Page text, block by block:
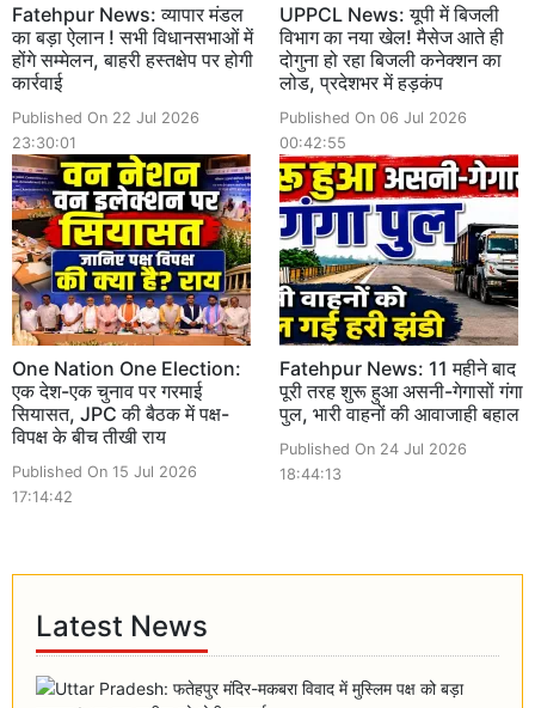
Fatehpur News: व्यापार मंडल
का बड़ा ऐलान ! सभी विधानसभाओं में
होंगे सम्मेलन, बाहरी हस्तक्षेप पर होगी
कार्रवाई
Published On 22 Jul 2026
23:30:01
UPPCL News: यूपी में बिजली
विभाग का नया खेल! मैसेज आते ही
दोगुना हो रहा बिजली कनेक्शन का
लोड, प्रदेशभर में हड़कंप
Published On 06 Jul 2026
00:42:55
One Nation One Election:
एक देश-एक चुनाव पर गरमाई
सियासत, JPC की बैठक में पक्ष-
विपक्ष के बीच तीखी राय
Published On 15 Jul 2026
17:14:42
Fatehpur News: 11 महीने बाद
पूरी तरह शुरू हुआ असनी-गेगासों गंगा
पुल, भारी वाहनों की आवाजाही बहाल
Published On 24 Jul 2026
18:44:13
Latest News